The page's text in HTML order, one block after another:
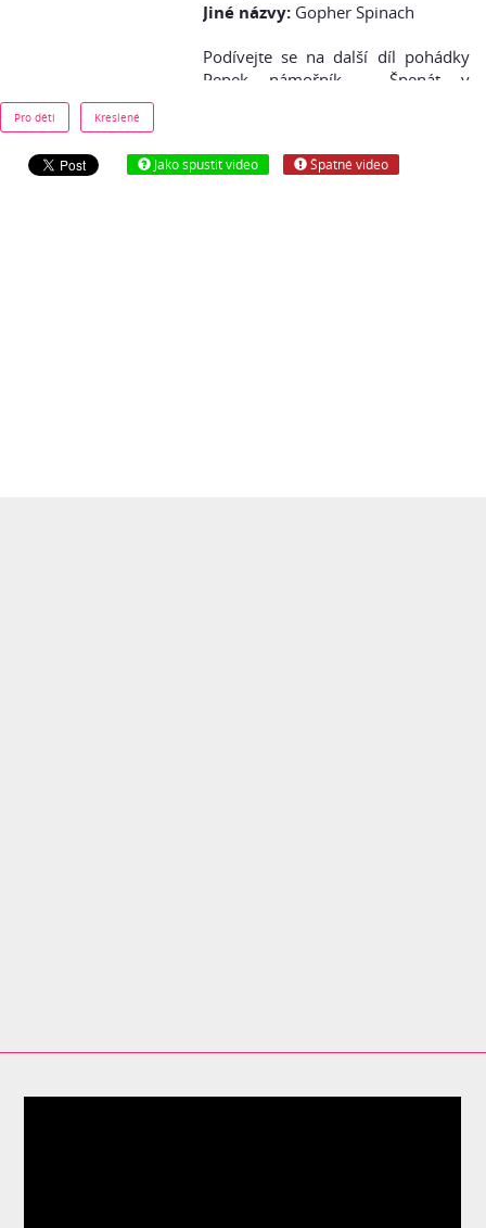
Jiné názvy: Gopher Spinach
Podívejte se na další díl pohádky
Pepek námořník - Špenát v
Pro děti Kreslené
Jako spustit video Špatné video